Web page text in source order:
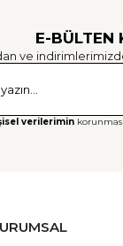
E-BÜLTEN
ve
verilerimin